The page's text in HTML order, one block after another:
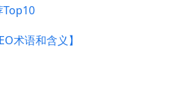
Top10
术语和含义】